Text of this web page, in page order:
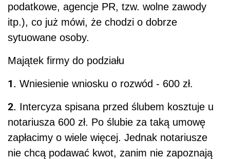
podatkowe, agencje PR, tzw. wolne zawody
itp.), co już mówi, że chodzi o dobrze
sytuowane osoby.
Majątek firmy do podziału
1. Wniesienie wniosku o rozwód - 600 zł.
2. Intercyza spisana przed ślubem kosztuje u
notariusza 600 zł. Po ślubie za taką umowę
zapłacimy o wiele więcej. Jednak notariusze
nie chcą podawać kwot, zanim nie zapoznają